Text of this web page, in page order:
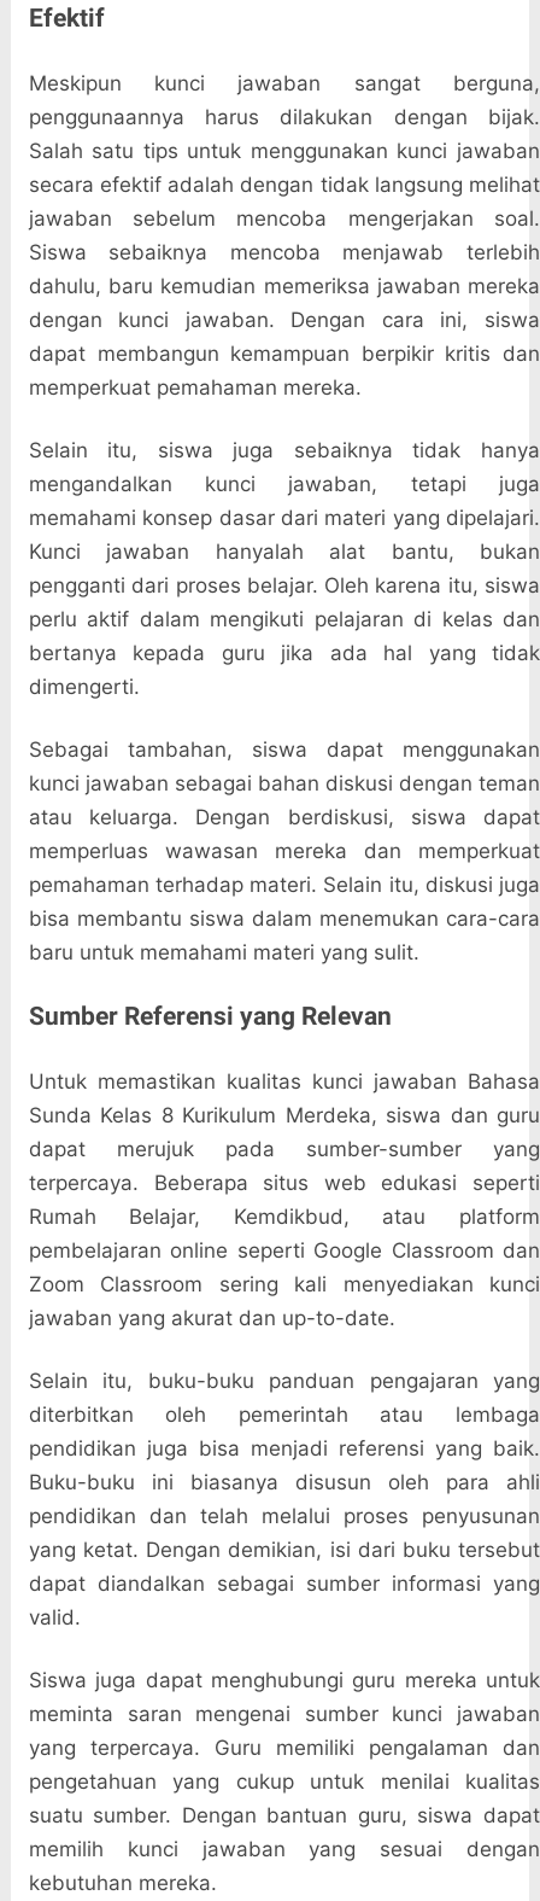
Efektif
Meskipun kunci jawaban sangat berguna,
penggunaannya harus dilakukan dengan bijak.
Salah satu tips untuk menggunakan kunci jawaban
secara efektif adalah dengan tidak langsung melihat
jawaban sebelum mencoba mengerjakan soal.
Siswa sebaiknya mencoba menjawab terlebih
dahulu, baru kemudian memeriksa jawaban mereka
dengan kunci jawaban. Dengan cara ini, siswa
dapat membangun kemampuan berpikir kritis dan
memperkuat pemahaman mereka.
Selain itu, siswa juga sebaiknya tidak hanya
mengandalkan kunci jawaban, tetapi juga
memahami konsep dasar dari materi yang dipelajari.
Kunci jawaban hanyalah alat bantu, bukan
pengganti dari proses belajar. Oleh karena itu, siswa
perlu aktif dalam mengikuti pelajaran di kelas dan
bertanya kepada guru jika ada hal yang tidak
dimengerti.
Sebagai tambahan, siswa dapat menggunakan
kunci jawaban sebagai bahan diskusi dengan teman
atau keluarga. Dengan berdiskusi, siswa dapat
memperluas wawasan mereka dan memperkuat
pemahaman terhadap materi. Selain itu, diskusi juga
bisa membantu siswa dalam menemukan cara-cara
baru untuk memahami materi yang sulit.
Sumber Referensi yang Relevan
Untuk memastikan kualitas kunci jawaban Bahasa
Sunda Kelas 8 Kurikulum Merdeka, siswa dan guru
dapat merujuk pada sumber-sumber yang
terpercaya. Beberapa situs web edukasi seperti
Rumah Belajar, Kemdikbud, atau platform
pembelajaran online seperti Google Classroom dan
Zoom Classroom sering kali menyediakan kunci
jawaban yang akurat dan up-to-date.
Selain itu, buku-buku panduan pengajaran yang
diterbitkan oleh pemerintah atau lembaga
pendidikan juga bisa menjadi referensi yang baik.
Buku-buku ini biasanya disusun oleh para ahli
pendidikan dan telah melalui proses penyusunan
yang ketat. Dengan demikian, isi dari buku tersebut
dapat diandalkan sebagai sumber informasi yang
valid.
Siswa juga dapat menghubungi guru mereka untuk
meminta saran mengenai sumber kunci jawaban
yang terpercaya. Guru memiliki pengalaman dan
pengetahuan yang cukup untuk menilai kualitas
suatu sumber. Dengan bantuan guru, siswa dapat
memilih kunci jawaban yang sesuai dengan
kebutuhan mereka.